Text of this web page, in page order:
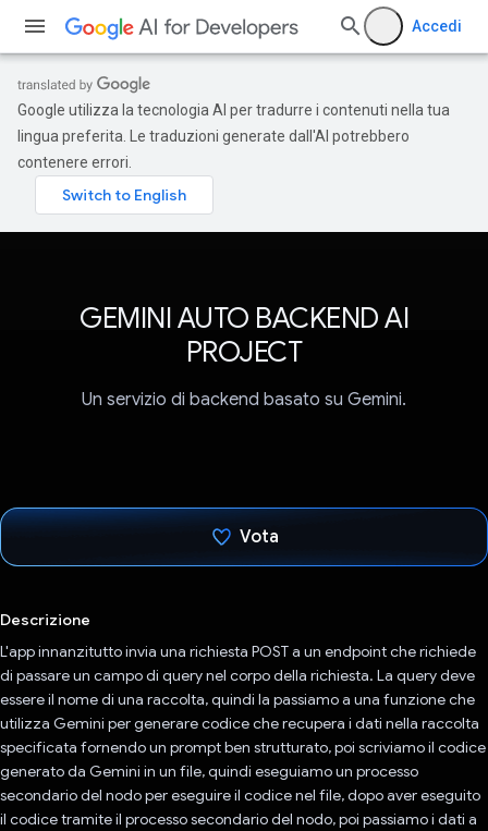
Accedi
Google utilizza la tecnologia AI per tradurre i contenuti nella tua
lingua preferita. Le traduzioni generate dall'AI potrebbero
contenere errori.
GEMINI AUTO BACKEND AI
PROJECT
Un servizio di backend basato su Gemini.
Vota
Descrizione
L'app innanzitutto invia una richiesta POST a un endpoint che richiede
di passare un campo di query nel corpo della richiesta. La query deve
essere il nome di una raccolta, quindi la passiamo a una funzione che
utilizza Gemini per generare codice che recupera i dati nella raccolta
specificata fornendo un prompt ben strutturato, poi scriviamo il codice
generato da Gemini in un file, quindi eseguiamo un processo
secondario del nodo per eseguire il codice nel file, dopo aver eseguito
il codice tramite il processo secondario del nodo, poi passiamo i dati a